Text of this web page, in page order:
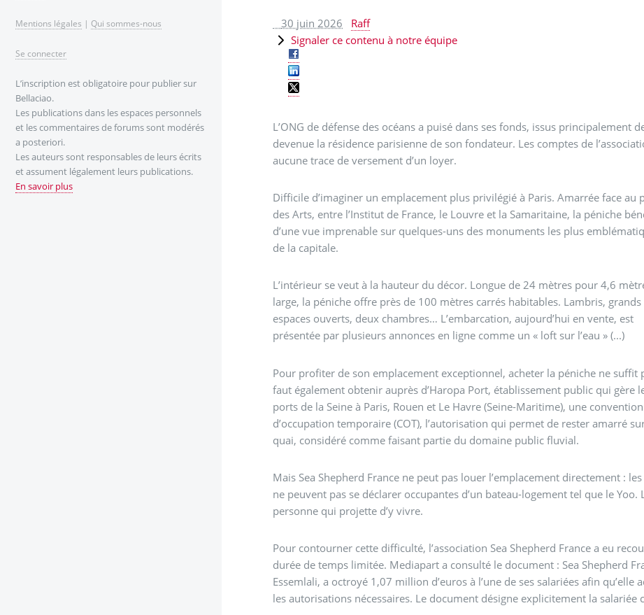
30 juin 2026
Raff
Signaler ce contenu à notre équipe
L’ONG de défense des océans a puisé dans ses fonds, issus principalement
devenue la résidence parisienne de son fondateur. Les comptes de
aucune trace de versement d’un loyer.
Difficile d’imaginer un emplacement plus privilégié à Paris. Amarrée face au
des Arts, entre l’Institut de France, le Louvre et la Samaritaine, la péniche
d’une vue imprenable sur quelques-uns des monuments les plus
de la capitale.
L’intérieur se veut à la hauteur du décor. Longue de 24 mètres pour 4,6
large, la péniche offre près de 100 mètres carrés habitables. Lambris, grands
espaces ouverts, deux chambres… L’embarcation, aujourd’hui en vente, est
présentée par plusieurs annonces en ligne comme un « loft sur l’eau » (...)
Pour profiter de son emplacement exceptionnel, acheter la péniche ne suffit
faut également obtenir auprès d’Haropa Port, établissement public qui gère
ports de la Seine à Paris, Rouen et Le Havre (Seine-Maritime), une convention
d’occupation temporaire (COT), l’autorisation qui permet de rester amarré
quai, considéré comme faisant partie du domaine public fluvial.
Mais Sea Shepherd France ne peut pas louer l’emplacement directement :
ne peuvent pas se déclarer occupantes d’un bateau-logement tel que le
personne qui projette d’y vivre.
Pour contourner cette difficulté, l’association Sea Shepherd France a eu
durée de temps limitée. Mediapart a consulté le document : Sea Shepherd
Essemlali, a octroyé 1,07 million d’euros à l’une de ses salariées afin
les autorisations nécessaires. Le document désigne explicitement la salariée
Mentions légales | Qui sommes-nous
Se connecter
L’inscription est obligatoire pour publier sur
Bellaciao.
Les publications dans les espaces personnels
et les commentaires de forums sont modérés
a posteriori.
Les auteurs sont responsables de leurs écrits
et assument légalement leurs publications.
En savoir plus